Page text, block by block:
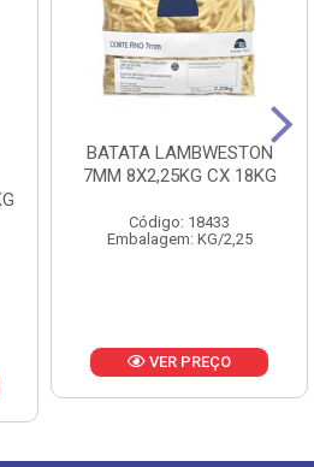
BATATA LAMBWESTON
7MM 8X2,25KG CX 18KG
Código: 18433
Embalagem: KG/2,25
VER PREÇO